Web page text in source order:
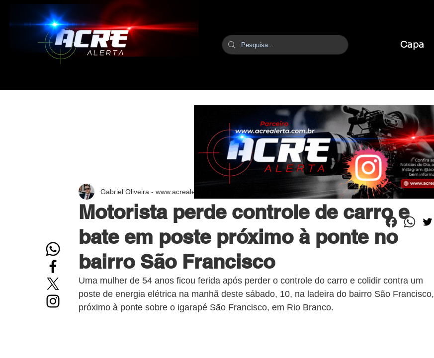
Capa
Motorista perde controle de carro e
bate em poste próximo à ponte no
bairro São Francisco
Gabriel Oliveira - www.acrealerta.com.br 10 de mai. de 2025 1 min de leitura
Uma mulher de 54 anos ficou ferida após perder o controle do carro e colidir contra um
poste de energia elétrica na manhã deste sábado, 10, na ladeira do bairro São Francisco,
próximo à ponte sobre o igarapé São Francisco, em Rio Branco.